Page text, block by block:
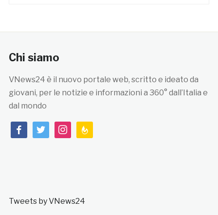
Chi siamo
VNews24 è il nuovo portale web, scritto e ideato da
giovani, per le notizie e informazioni a 360° dall’Italia e
dal mondo
facebooktwitterinstagramfeedburner
Tweets by VNews24